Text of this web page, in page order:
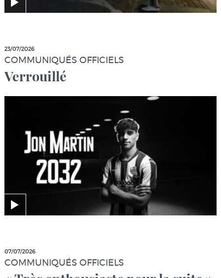
23/07/2026
COMMUNIQUÉS OFFICIELS
Verrouillé
07/07/2026
COMMUNIQUÉS OFFICIELS